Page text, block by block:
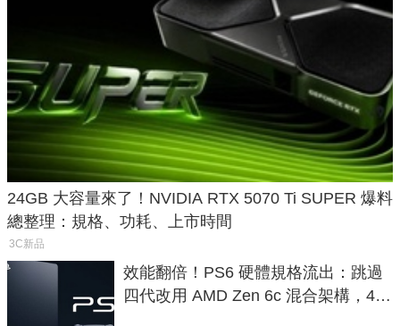
24GB 大容量來了！NVIDIA RTX 5070 Ti SUPER 爆料
總整理：規格、功耗、上市時間
3C新品
效能翻倍！PS6 硬體規格流出：跳過
四代改用 AMD Zen 6c 混合架構，4K